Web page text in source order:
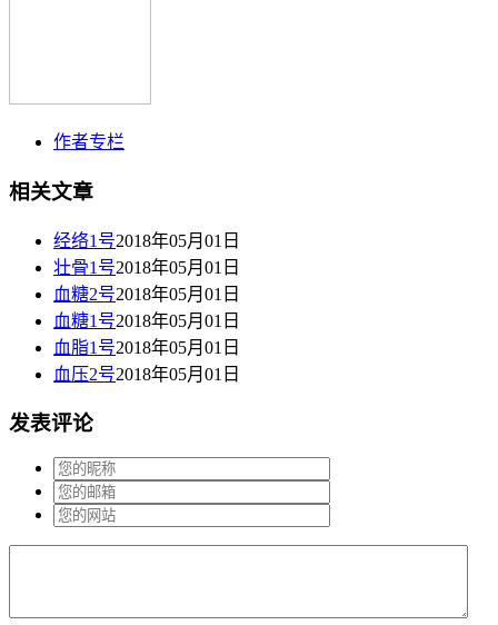
作者专栏
相关文章
经络1号2018年05月01日
壮骨1号2018年05月01日
血糖2号2018年05月01日
血糖1号2018年05月01日
血脂1号2018年05月01日
血压2号2018年05月01日
发表评论